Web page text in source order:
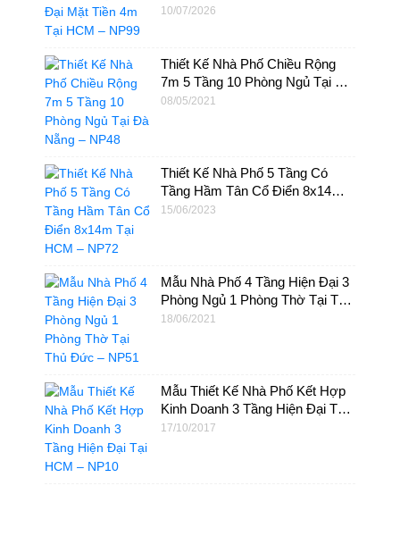
NP99
10/07/2026
Thiết Kế Nhà Phố Chiều Rộng
7m 5 Tầng 10 Phòng Ngủ Tại Đà
Nẵng – NP48
08/05/2021
Thiết Kế Nhà Phố 5 Tầng Có
Tầng Hầm Tân Cổ Điển 8x14m
Tại HCM – NP72
15/06/2023
Mẫu Nhà Phố 4 Tầng Hiện Đại 3
Phòng Ngủ 1 Phòng Thờ Tại Thủ
Đức – NP51
18/06/2021
Mẫu Thiết Kế Nhà Phố Kết Hợp
Kinh Doanh 3 Tầng Hiện Đại Tại
HCM – NP10
17/10/2017